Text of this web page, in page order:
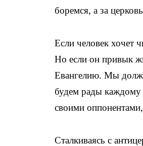
боремся, а за
Если человек хочет
Но если он привык
Евангелию. Мы
будем рады каждому
своими
Сталкиваясь с